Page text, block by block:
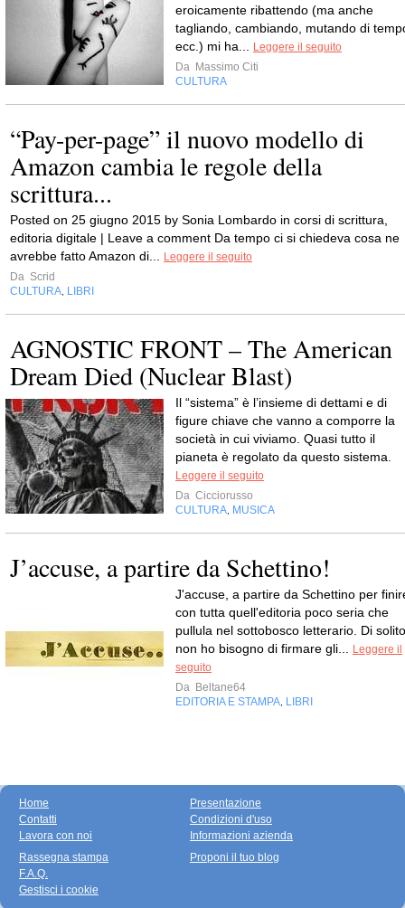
eroicamente ribattendo (ma anche
tagliando, cambiando, mutando di
ecc.) mi ha...
Leggere il seguito
Da Massimo Citi
CULTURA
“Pay-per-page” il nuovo modello di
Amazon cambia le regole della
scrittura...
Posted on 25 giugno 2015 by Sonia Lombardo in corsi di scrittura,
editoria digitale | Leave a comment Da tempo ci si chiedeva cosa ne
avrebbe fatto Amazon di...
Leggere il seguito
Da Scrid
CULTURA LIBRI
AGNOSTIC FRONT – The American
Dream Died (Nuclear Blast)
Il “sistema” è l’insieme di dettami e di
figure chiave che vanno a comporre la
società in cui viviamo. Quasi tutto il
pianeta è regolato da questo sistema.
Leggere il seguito
Da Cicciorusso
CULTURA MUSICA
J’accuse, a partire da Schettino!
J'accuse, a partire da Schettino per
con tutta quell'editoria poco seria che
pullula nel sottobosco letterario. Di solito
non ho bisogno di firmare gli...
Leggere il
seguito
Da Beltane64
EDITORIA E STAMPA LIBRI
Home
Contatti
Lavora con noi
Presentazione
Condizioni d'uso
Informazioni azienda
Rassegna stampa
F.A.Q.
Gestisci i cookie
Proponi il tuo blog